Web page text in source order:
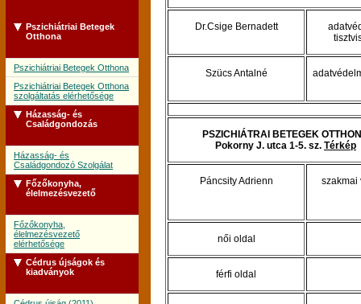
Idősek Otthona
elérhetősége
Pszichiátriai Betegek
Otthona
Pszichiátriai Betegek Otthona
Pszichiátriai Betegek Otthona
szolgáltatás elérhetősége
Házasság- és
Családgondozás
Házasság- és
Családgondozó Szolgálat
Főzőkonyha,
élelmezésvezető
Főzőkonyha,
élelmezésvezető
elérhetősége
Cédrus újságok és
kiadványok
Dr.Csige Bernadett
Szücs Antalné
PSZICHIÁTRAI BETEGEK
Pokorny J. utca 1-5. sz. Térkép
Páncsity Adrienn szakmai
női oldal
férfi oldal